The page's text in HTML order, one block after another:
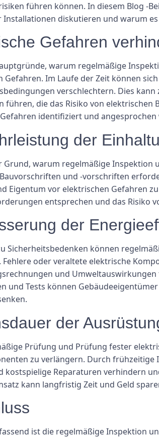
führen können. In diesem Blog -
Installationen diskutieren und warum
Gefahren
warum regelmäßige
Gefahren. Im Laufe der Zeit können
verschlechtern. Dies
führen, die das Risiko von
identifiziert und
der
Grund, warum regelmäßige
und -vorschriften
Eigentum vor elektrischen Gefahren
entsprechen und das Risiko
der
Sicherheitsbedenken können
Fehlere oder veraltete elektrische
und
und Tests können
der
Prüfung und Prüfung fester
zu verlängern. Durch
kostspielige Reparaturen verhindern
kann langfristig Zeit und Geld
ist die regelmäßige Inspektion